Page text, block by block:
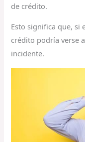
de crédito.
Esto significa que, si
crédito podría verse
incidente.